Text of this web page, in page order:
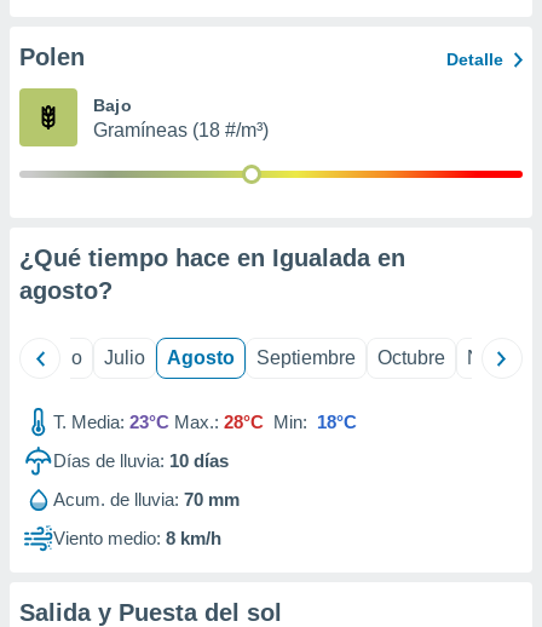
e
mediante
publicidad
publicidad
de
Polen Detalle
Bajo
Gramíneas (18 #/m³)
¿Qué tiempo hace en Igualada en
agosto?
Junio Julio Agosto Septiembre Octubre
T. Media: 23°C Max.: 28°C Min: 18°C
Días de lluvia: 10 días
Acum. de lluvia: 70 mm
Viento medio: 8 km/h
Salida y Puesta del sol